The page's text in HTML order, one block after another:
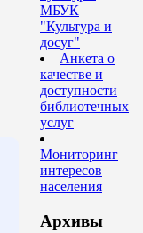
МБУК
"Культура и
досуг"
Анкета о
качестве и
доступности
библиотечных
услуг
Мониторинг
интересов
населения
Архивы